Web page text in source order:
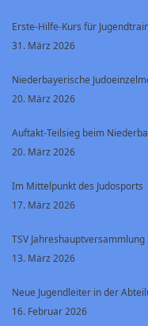
Erste-Hilfe-Kurs für
31. März 2026
Niederbayerische
20. März 2026
Auftakt-Teilsieg beim
20. März 2026
Im Mittelpunkt des Judosports
17. März 2026
TSV Jahreshauptversammlung
13. März 2026
Neue Jugendleiter in der
16. Februar 2026